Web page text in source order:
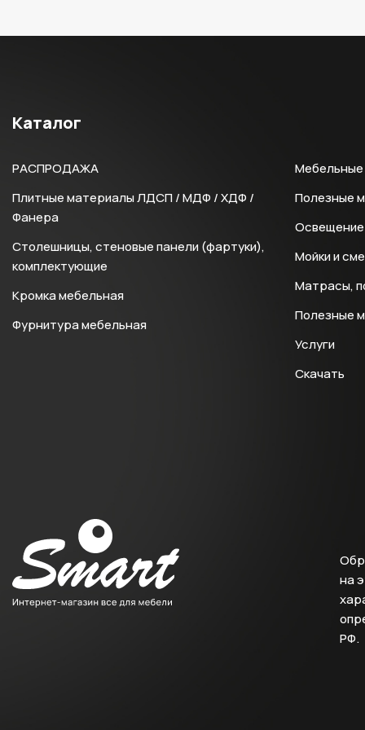
Каталог
РАСПРОДАЖА
Плитные материалы ЛДСП / МДФ / ХДФ /
Фанера
Столешницы, стеновые панели (фартуки),
комплектующие
Кромка мебельная
Фурнитура мебельная
Мебельные
Полезные
Освещение
Мойки и
Матрасы,
Полезные
Услуги
Скачать
на
РФ.